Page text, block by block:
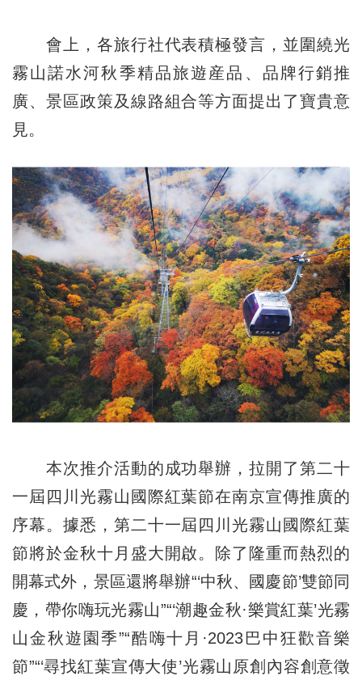
會上，各旅行社代表積極發言，並圍繞光
霧山諾水河秋季精品旅遊産品、品牌行銷推
廣、景區政策及線路組合等方面提出了寶貴意
見。
本次推介活動的成功舉辦，拉開了第二十
一屆四川光霧山國際紅葉節在南京宣傳推廣的
序幕。據悉，第二十一屆四川光霧山國際紅葉
節將於金秋十月盛大開啟。除了隆重而熱烈的
開幕式外，景區還將舉辦“‘中秋、國慶節’雙節同
慶，帶你嗨玩光霧山”“‘潮趣金秋·樂賞紅葉’光霧
山金秋遊園季”“酷嗨十月·2023巴中狂歡音樂
節”“‘尋找紅葉宣傳大使’光霧山原創內容創意徵